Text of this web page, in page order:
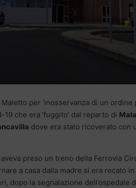
per ‘inosservanza di un
che era ‘fuggito’ dal reparto di
dove era stato ricoverato con
preso un treno della Ferrovia
a casa dalla madre si era recato
dopo la segnalazione dell’ospedale